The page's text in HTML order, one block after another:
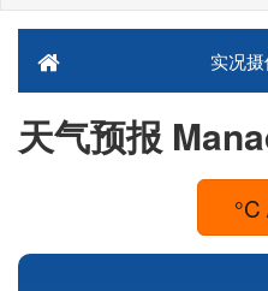
实况
天气预报
°C